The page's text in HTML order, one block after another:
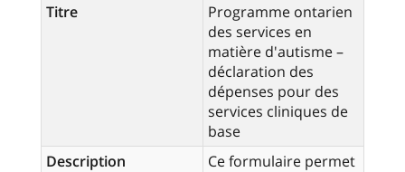
Titre
Programme ontarien
des services en
matière d'autisme –
déclaration des
dépenses pour des
services cliniques de
base
Description
Ce formulaire permet